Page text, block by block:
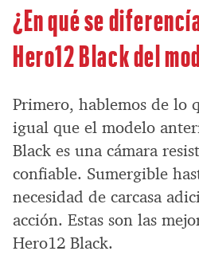
¿En qué se
Hero12 Black del
Primero, hablemos de lo
igual que el modelo
Black es una cámara
confiable. Sumergible
necesidad de carcasa
acción. Estas son las
Hero12 Black.​